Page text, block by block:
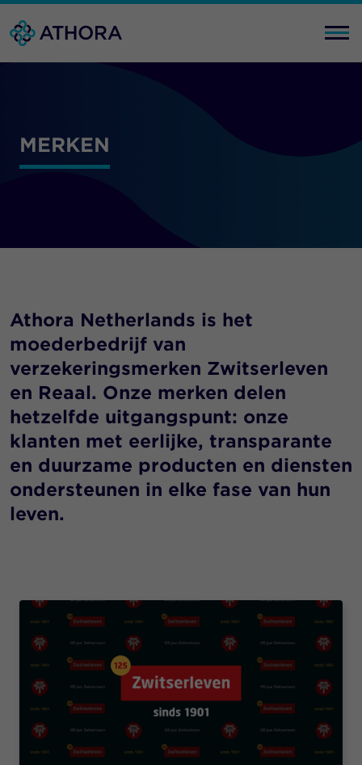
MERKEN
Athora Netherlands is het
moederbedrijf van
verzekeringsmerken Zwitserleven
en Reaal. Onze merken delen
hetzelfde uitgangspunt: onze
klanten met eerlijke, transparante
en duurzame producten en diensten
ondersteunen in elke fase van hun
leven.